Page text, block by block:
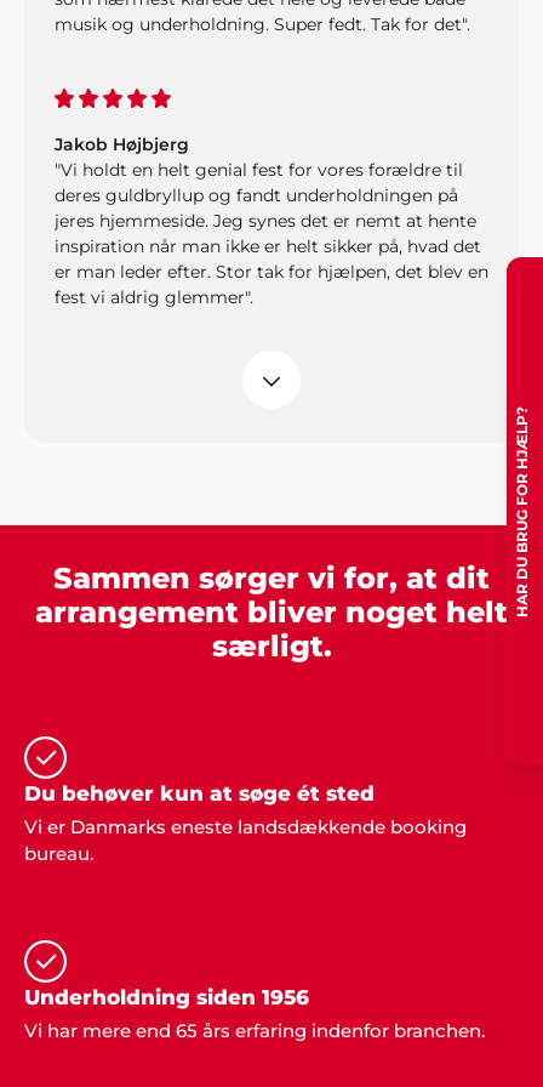
musik og underholdning. Super fedt. Tak for det".
Jakob Højbjerg
"Vi holdt en helt genial fest for vores forældre til
deres guldbryllup og fandt underholdningen på
jeres hjemmeside. Jeg synes det er nemt at hente
inspiration når man ikke er helt sikker på, hvad det
er man leder efter. Stor tak for hjælpen, det blev en
fest vi aldrig glemmer".
afviklede et helt igennem perfekt arrangement for
både børn og voksne. Sådan skal det gøres. Stor
tak fra os".
"Bestyrelsen og jeg fik igen et godt arrangement
op at stå. Denne gang leverede Showbizz Danmark
musikken og det var vi alle meget tilfredse med.
Gode anbefalinger herfra".
Claus Nielsen, Ringe
"I er for vilde! Vi snakker stadig om den fede fest vi
holdt med klubben. Alt fra underholdning til musik
og mad var totalt i orden".
Sammen sørger vi for, at dit
arrangement bliver noget helt
særligt.
Du behøver kun at søge ét sted
Vi er Danmarks eneste landsdækkende booking
bureau.
Underholdning siden 1956
Vi har mere end 65 års erfaring indenfor branchen.
HAR DU BRUG FOR HJÆLP?